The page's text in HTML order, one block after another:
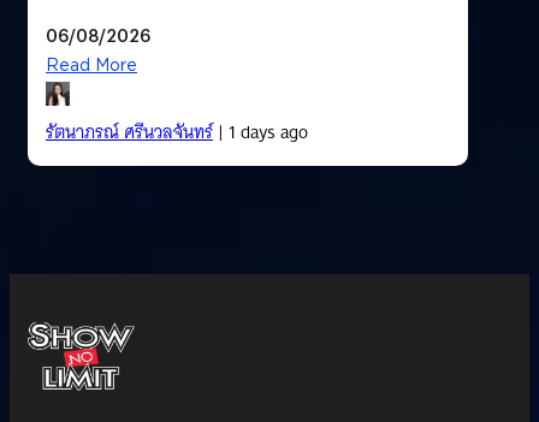
06/08/2026
Read More
รัตนาภรณ์ ศรีนวลจันทร์| 1 days ago